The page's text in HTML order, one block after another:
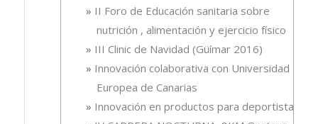
II Foro de Educación sanitaria sobre
nutrición , alimentación y ejercicio físico
III Clinic de Navidad (Güímar 2016)
Innovación colaborativa con Universidad
Europea de Canarias
Innovación en productos para deportistas